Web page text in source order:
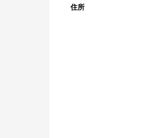
住所